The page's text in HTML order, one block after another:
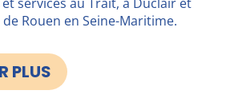
Rouen en Seine-Maritime.
PLUS